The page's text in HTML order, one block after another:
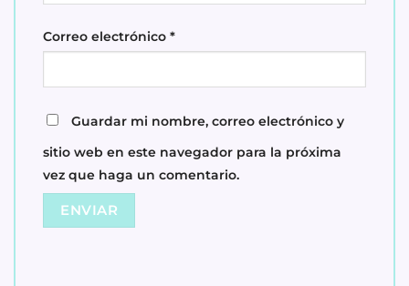
Correo electrónico *
Guardar mi nombre, correo electrónico y
sitio web en este navegador para la próxima
vez que haga un comentario.